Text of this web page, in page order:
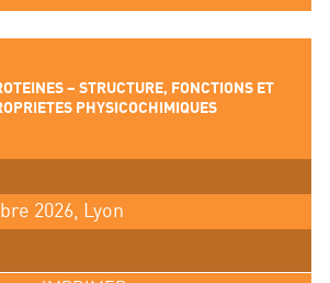
– STRUCTURE, FONCTIONS ET
PHYSICOCHIMIQUES
2026, Lyon